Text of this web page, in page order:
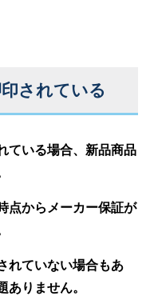
されている
ている場合、新品商品
点からメーカー保証が
れていない場合もあ
ありません。